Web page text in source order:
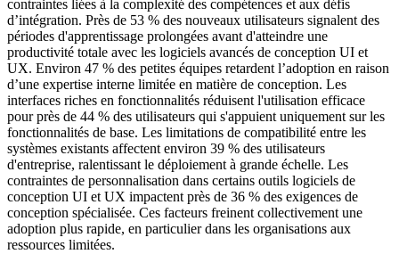
contraintes liées à la complexité des compétences et aux défis
d’intégration. Près de 53 % des nouveaux utilisateurs signalent des
périodes d'apprentissage prolongées avant d'atteindre une
productivité totale avec les logiciels avancés de conception UI et
UX. Environ 47 % des petites équipes retardent l’adoption en raison
d’une expertise interne limitée en matière de conception. Les
interfaces riches en fonctionnalités réduisent l'utilisation efficace
pour près de 44 % des utilisateurs qui s'appuient uniquement sur les
fonctionnalités de base. Les limitations de compatibilité entre les
systèmes existants affectent environ 39 % des utilisateurs
d'entreprise, ralentissant le déploiement à grande échelle. Les
contraintes de personnalisation dans certains outils logiciels de
conception UI et UX impactent près de 36 % des exigences de
conception spécialisée. Ces facteurs freinent collectivement une
adoption plus rapide, en particulier dans les organisations aux
ressources limitées.